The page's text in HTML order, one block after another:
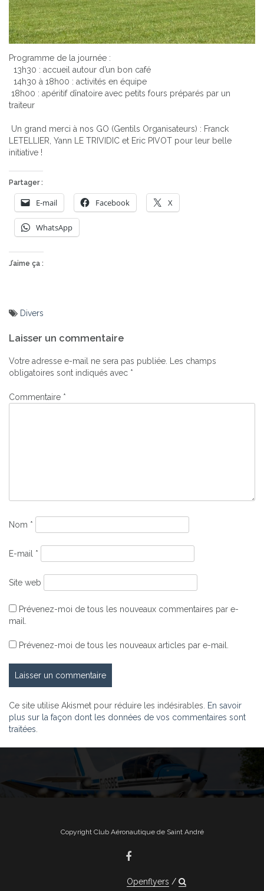
Programme de la journée :
13h30 : accueil autour d’un bon café
14h30 à 18h00 : activités en équipe
18h00 : apéritif dînatoire avec petits fours préparés par un
traiteur
Un grand merci à nos GO (Gentils Organisateurs) : Franck
LETELLIER, Yann LE TRIVIDIC et Eric PIVOT pour leur belle
initiative !
Partager :
E-mail Facebook X
WhatsApp
J’aime ça :
Divers
de
l’article
Laisser un commentaire
Votre adresse e-mail ne sera pas publiée. Les champs
obligatoires sont indiqués avec *
Commentaire *
Nom *
E-mail *
Site web
Prévenez-moi de tous les nouveaux commentaires par e-
mail.
Prévenez-moi de tous les nouveaux articles par e-mail.
Ce site utilise Akismet pour réduire les indésirables. En savoir
plus sur la façon dont les données de vos commentaires sont
traitées
Copyright Club Aéronautique de Saint André
Openflyers